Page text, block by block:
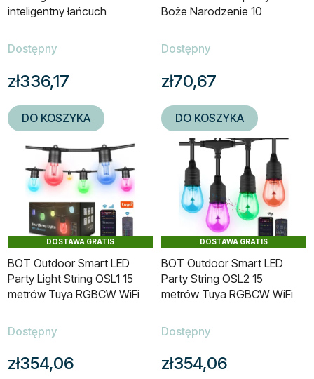
inteligentny łańcuch
Dostępny
zł336,17
DO KOSZYKA
Boże Narodzenie 10
Dostępny
zł70,67
DO KOSZYKA
DOSTAWA GRATIS
BOT Outdoor Smart LED
Party Light String OSL1 15
metrów Tuya RGBCW WiFi
Dostępny
zł354,06
DOSTAWA GRATIS
BOT Outdoor Smart LED
Party String OSL2 15
metrów Tuya RGBCW WiFi
Dostępny
zł354,06